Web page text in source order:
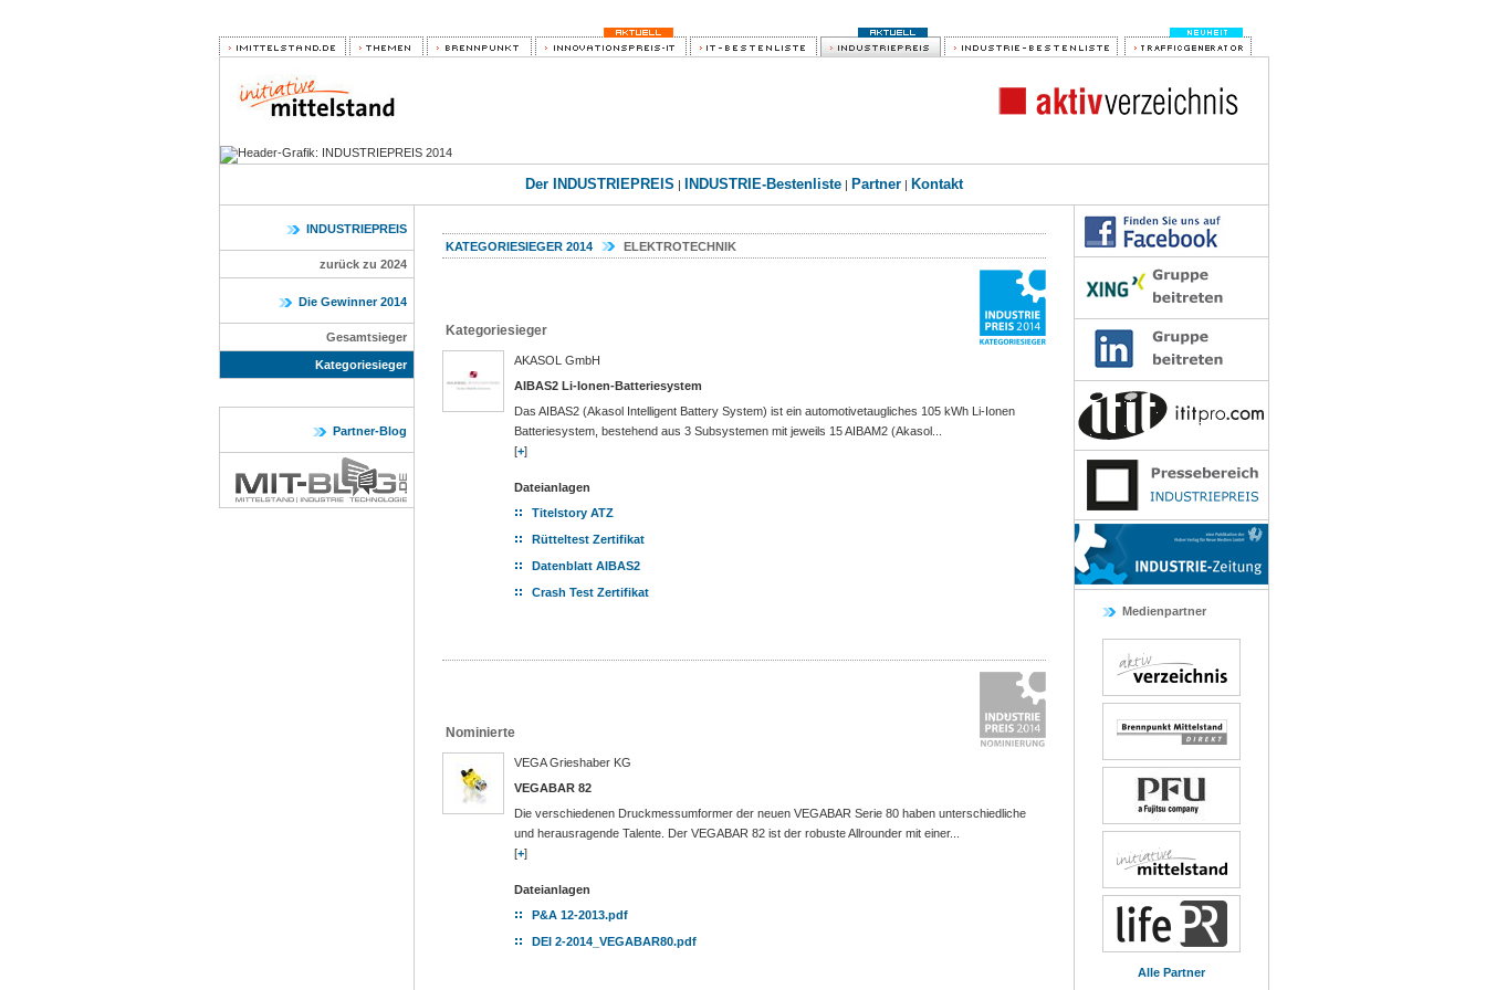
Der INDUSTRIEPREIS | INDUSTRIE-Bestenliste | Partner | Kontakt
INDUSTRIEPREIS
zurück zu 2024
Die Gewinner 2014
Gesamtsieger
Kategoriesieger
Partner-Blog
KATEGORIESIEGER 2014 ELEKTROTECHNIK
Kategoriesieger
AKASOL GmbH
AIBAS2 Li-Ionen-Batteriesystem
Das AIBAS2 (Akasol Intelligent Battery System) ist ein automotivetaugliches 105 kWh Li-Ionen
Batteriesystem, bestehend aus 3 Subsystemen mit jeweils 15 AIBAM2 (Akasol...
[+]
Dateianlagen
Titelstory ATZ
Rütteltest Zertifikat
Datenblatt AIBAS2
Crash Test Zertifikat
Nominierte
VEGA Grieshaber KG
VEGABAR 82
Die verschiedenen Druckmessumformer der neuen VEGABAR Serie 80 haben unterschiedliche
und herausragende Talente. Der VEGABAR 82 ist der robuste Allrounder mit einer...
[+]
Dateianlagen
P&A 12-2013.pdf
DEI 2-2014_VEGABAR80.pdf
Medienpartner
Alle Partner